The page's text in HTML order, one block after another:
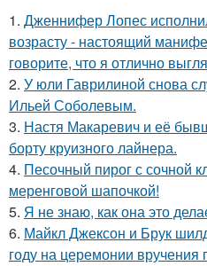
1. Дженнифер Лопес
возрасту - настоящий
говорите, что я отлично
2. У юли Гаврилиной снова
Ильей Соболевым.
3. Настя Макаревич и её
борту круизного лайнера.
4. Песочный пирог с сочной
меренговой шапочкой!
5. Я не знаю, как она это
6. Майкл Джексон и Брук
году на церемонии вручения